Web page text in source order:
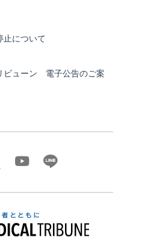
止について
ビューン 電子公告のご案